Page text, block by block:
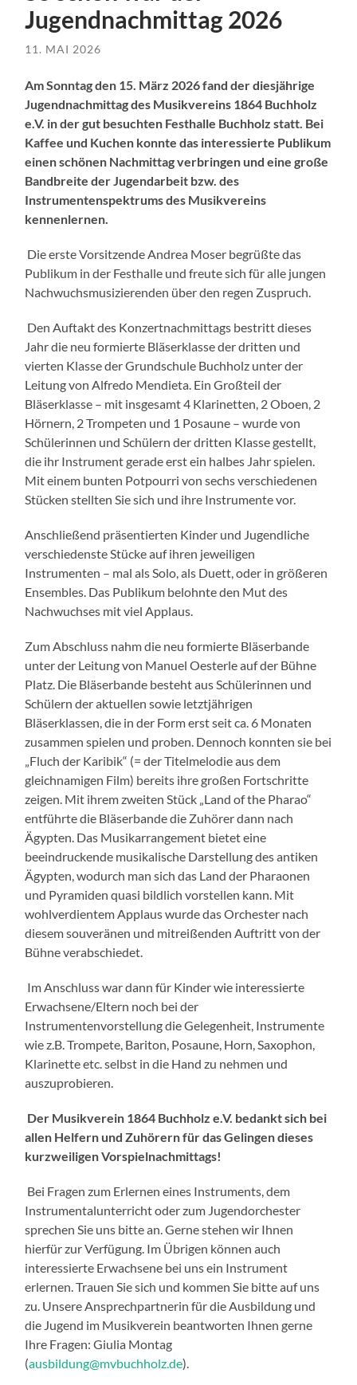
Jugendnachmittag 2026
11. MAI 2026
Am Sonntag den 15. März 2026 fand der diesjährige
Jugendnachmittag des Musikvereins 1864 Buchholz
e.V. in der gut besuchten Festhalle Buchholz statt. Bei
Kaffee und Kuchen konnte das interessierte Publikum
einen schönen Nachmittag verbringen und eine große
Bandbreite der Jugendarbeit bzw. des
Instrumentenspektrums des Musikvereins
kennenlernen.
Die erste Vorsitzende Andrea Moser begrüßte das
Publikum in der Festhalle und freute sich für alle jungen
Nachwuchsmusizierenden über den regen Zuspruch.
Den Auftakt des Konzertnachmittags bestritt dieses
Jahr die neu formierte Bläserklasse der dritten und
vierten Klasse der Grundschule Buchholz unter der
Leitung von Alfredo Mendieta. Ein Großteil der
Bläserklasse – mit insgesamt 4 Klarinetten, 2 Oboen, 2
Hörnern, 2 Trompeten und 1 Posaune – wurde von
Schülerinnen und Schülern der dritten Klasse gestellt,
die ihr Instrument gerade erst ein halbes Jahr spielen.
Mit einem bunten Potpourri von sechs verschiedenen
Stücken stellten Sie sich und ihre Instrumente vor.
Anschließend präsentierten Kinder und Jugendliche
verschiedenste Stücke auf ihren jeweiligen
Instrumenten – mal als Solo, als Duett, oder in größeren
Ensembles. Das Publikum belohnte den Mut des
Nachwuchses mit viel Applaus.
Zum Abschluss nahm die neu formierte Bläserbande
unter der Leitung von Manuel Oesterle auf der Bühne
Platz. Die Bläserbande besteht aus Schülerinnen und
Schülern der aktuellen sowie letztjährigen
Bläserklassen, die in der Form erst seit ca. 6 Monaten
zusammen spielen und proben. Dennoch konnten sie bei
„Fluch der Karibik“ (= der Titelmelodie aus dem
gleichnamigen Film) bereits ihre großen Fortschritte
zeigen. Mit ihrem zweiten Stück „Land of the Pharao“
entführte die Bläserbande die Zuhörer dann nach
Ägypten. Das Musikarrangement bietet eine
beeindruckende musikalische Darstellung des antiken
Ägypten, wodurch man sich das Land der Pharaonen
und Pyramiden quasi bildlich vorstellen kann. Mit
wohlverdientem Applaus wurde das Orchester nach
diesem souveränen und mitreißenden Auftritt von der
Bühne verabschiedet.
Im Anschluss war dann für Kinder wie interessierte
Erwachsene/Eltern noch bei der
Instrumentenvorstellung die Gelegenheit, Instrumente
wie z.B. Trompete, Bariton, Posaune, Horn, Saxophon,
Klarinette etc. selbst in die Hand zu nehmen und
auszuprobieren.
Der Musikverein 1864 Buchholz e.V. bedankt sich bei
allen Helfern und Zuhörern für das Gelingen dieses
kurzweiligen Vorspielnachmittags!
Bei Fragen zum Erlernen eines Instruments, dem
Instrumentalunterricht oder zum Jugendorchester
sprechen Sie uns bitte an. Gerne stehen wir Ihnen
hierfür zur Verfügung. Im Übrigen können auch
interessierte Erwachsene bei uns ein Instrument
erlernen. Trauen Sie sich und kommen Sie bitte auf uns
zu. Unsere Ansprechpartnerin für die Ausbildung und
die Jugend im Musikverein beantworten Ihnen gerne
Ihre Fragen: Giulia Montag
(ausbildung@mvbuchholz.de)